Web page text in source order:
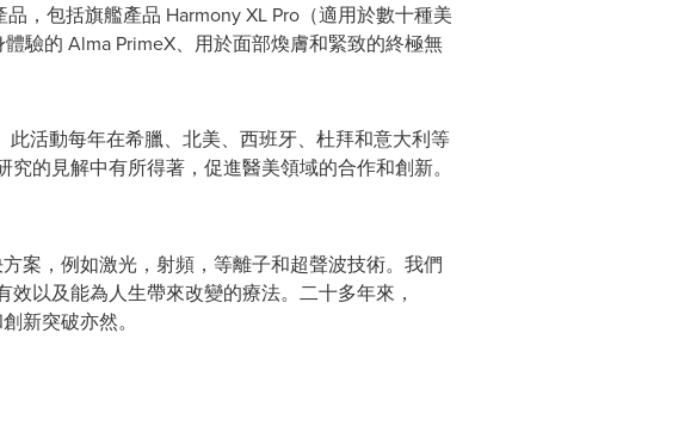
，包括旗艦產品 Harmony XL Pro（適用於數十種美
驗的 Alma PrimeX、用於面部煥膚和緊致的終極無
活動每年在希臘、北美、西班牙、杜拜和意大利等
的見解中有所得著，促進醫美領域的合作和創新。
案，例如激光，射頻，等離子和超聲波技術。我們
以及能為人生帶來改變的療法。二十多年來，
新突破亦然。